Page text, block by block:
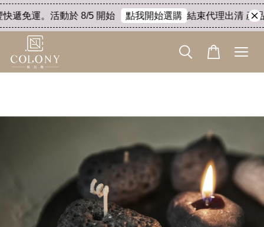
遞免運。活動於 8/5 開始 點我開始選購 結束代理出清 產